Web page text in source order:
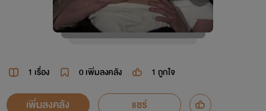
1 เรื่อง 0เพิ่มลงคลัง 1 ถูกใจ
เพิ่มลงคลัง แชร์